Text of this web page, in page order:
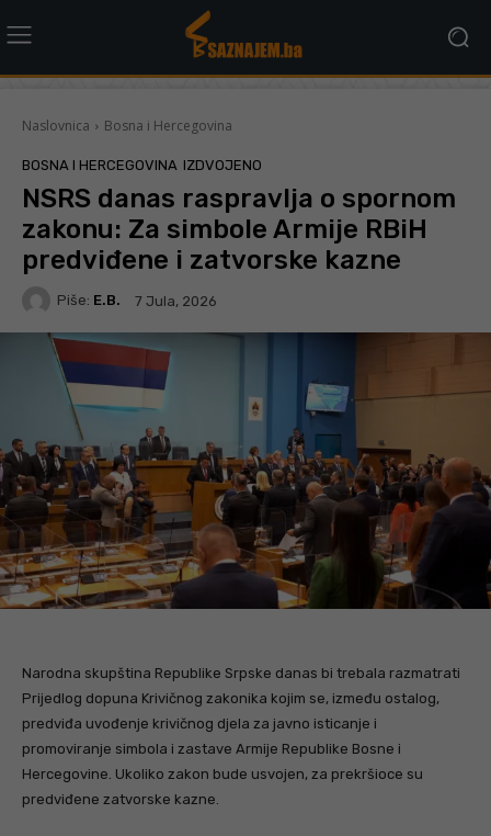
Naslovnica Bosna i Hercegovina
BOSNA I HERCEGOVINA IZDVOJENO
NSRS danas raspravlja o spornom
zakonu: Za simbole Armije RBiH
predviđene i zatvorske kazne
Piše: E.B. 7 Jula, 2026
Narodna skupština Republike Srpske danas bi trebala razmatrati
Prijedlog dopuna Krivičnog zakonika kojim se, između ostalog,
predviđa uvođenje krivičnog djela za javno isticanje i
promoviranje simbola i zastave Armije Republike Bosne i
Hercegovine. Ukoliko zakon bude usvojen, za prekršioce su
predviđene zatvorske kazne.